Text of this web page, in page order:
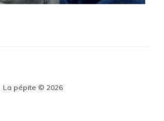
La pépite © 2026